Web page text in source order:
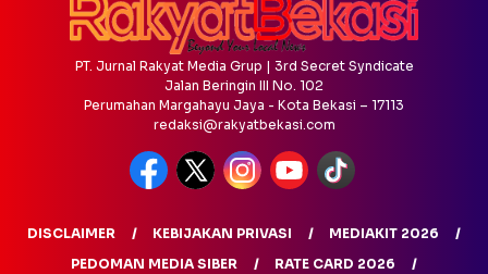
PT. Jurnal Rakyat Media Grup | 3rd Secret Syndicate
Jalan Beringin III No. 102
Perumahan Margahayu Jaya - Kota Bekasi – 17113
redaksi@rakyatbekasi.com
DISCLAIMER KEBIJAKAN PRIVASI
MEDIAKIT 2026
PEDOMAN MEDIA SIBER
RATE CARD 2026